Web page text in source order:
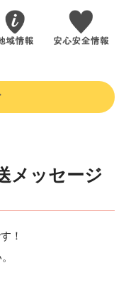
メッセージ
！